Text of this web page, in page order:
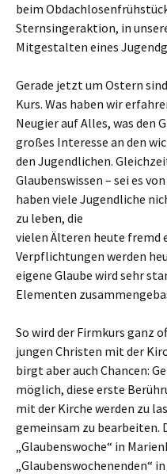
beim
Sternsingeraktion, in
Mitgestalten eines
Gerade jetzt um Ostern
Kurs. Was haben wir
Neugier auf Alles, was den
großes Interesse an den
den Jugendlichen.
Glaubenswissen – sei es
haben viele Jugendliche
zu leben, die
vielen Älteren heute fremd
Verpflichtungen werden
eigene Glaube wird sehr
Elementen
So wird der Firmkurs ganz
jungen Christen mit der
birgt aber auch Chancen:
möglich, diese erste
mit der Kirche werden zu
gemeinsam zu bearbeiten.
„Glaubenswoche“ in
„Glaubenswochenenden“